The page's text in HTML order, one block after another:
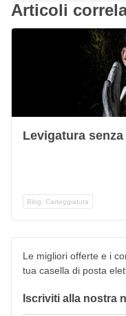
Articoli
Levigatura
Blog: Carteggiatura
Le migliori offerte e i
tua casella di posta
Iscriviti alla nostra